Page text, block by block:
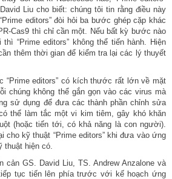
Liu cho biết: chúng tôi tin rằng điều này
editors” đòi hỏi ba bước ghép cặp khác
Cas9 thì chỉ cần một. Nếu bất kỳ bước nào
“Prime editors” không thể tiến hành. Hiện
thêm thời gian để kiểm tra lại các lý thuyết
“Prime editors” có kích thước rất lớn về mặt
chúng không thể gắn gọn vào các virus mà
sử dụng để đưa các thành phần chỉnh sửa
thể làm tắc một vi kim tiêm, gây khó khăn
(hoặc tiến tới, có khả năng là con người).
cho kỹ thuật “Prime editors” khi đưa vào ứng
hiện có.
cản GS. David Liu, TS. Andrew Anzalone và
tục tiến lên phía trước với kế hoạch ứng